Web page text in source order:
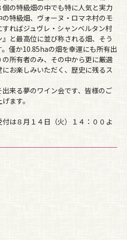
の特級畑の中でも特に人気と実力
特級畑、ヴォーヌ・ロマネ村のモ
ればジュヴレ・シャンベルタン村
と最高位に並び称される畑、そう
僅か10.85haの畑を幸運にも所有出
所有者のみ、その中から更に厳選
お楽しみいただく、歴史に残るス
来る夢のワイン会です、皆様のご
ます。
は８月１４日（火）１４：００よ